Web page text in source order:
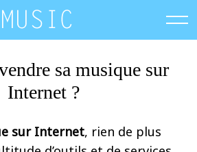
sa musique sur
Internet ?
sur Internet, rien de plus